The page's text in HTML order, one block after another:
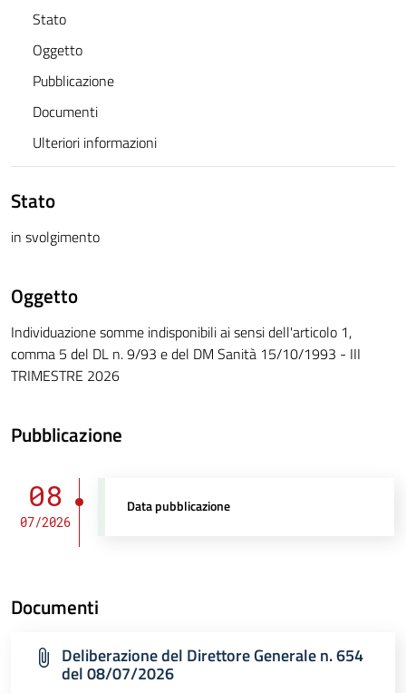
Stato
Oggetto
Pubblicazione
Documenti
Ulteriori informazioni
Stato
in svolgimento
Oggetto
Individuazione somme indisponibili ai sensi dell'articolo 1,
comma 5 del DL n. 9/93 e del DM Sanità 15/10/1993 - III
TRIMESTRE 2026
Pubblicazione
08
07/2026
Data pubblicazione
Documenti
Deliberazione del Direttore Generale n. 654
del 08/07/2026